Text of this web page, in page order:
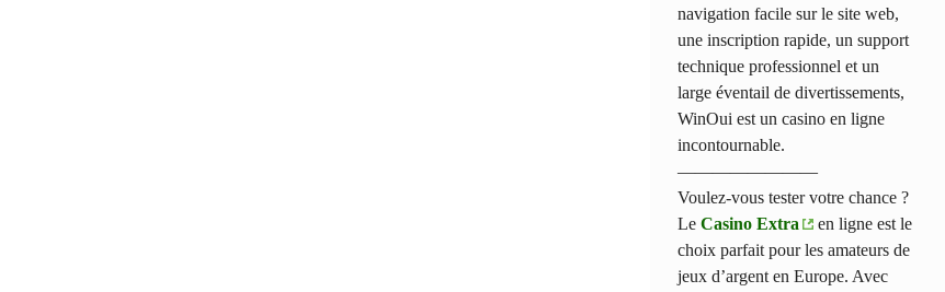
navigation facile sur le site web,
une inscription rapide, un support
technique professionnel et un
large éventail de divertissements,
WinOui est un casino en ligne
incontournable.
————————
Voulez-vous tester votre chance ?
LeCasino Extra
en ligne est le
choix parfait pour les amateurs de
jeux d’argent en Europe. Avec